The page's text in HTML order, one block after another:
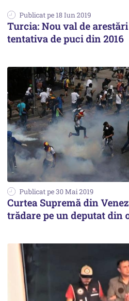
Publicat pe 18 Iun 2019
Turcia: Nou val de
tentativa de puci din 2016
Publicat pe 30 Mai 2019
Curtea Supremă din
trădare pe un deputat din